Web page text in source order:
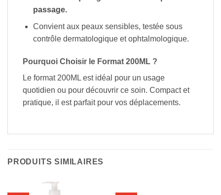
passage.
Convient aux peaux sensibles, testée sous
contrôle dermatologique et ophtalmologique.
Pourquoi Choisir le Format 200ML ?
Le format 200ML est idéal pour un usage
quotidien ou pour découvrir ce soin. Compact et
pratique, il est parfait pour vos déplacements.
PRODUITS SIMILAIRES